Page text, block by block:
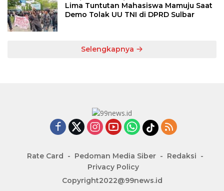
Lima Tuntutan Mahasiswa Mamuju Saat
Demo Tolak UU TNI di DPRD Sulbar
Selengkapnya
Rate Card Pedoman Media Siber
Redaksi
Privacy Policy
Copyright2022@99news.id